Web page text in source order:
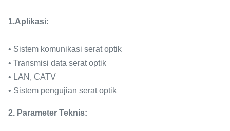
1.Aplikasi:
• Sistem komunikasi serat optik
• Transmisi data serat optik
• LAN, CATV
• Sistem pengujian serat optik
2. Parameter Teknis: